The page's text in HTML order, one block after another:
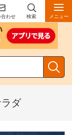
合わせ 検索 メニュー
ダ